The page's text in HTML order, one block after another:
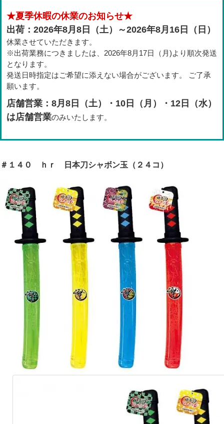
★夏季休暇の休業のお知らせ★
出荷：2026年8月8日（土）～2026年8月16日（日）
休業させていただきます。
※出荷業務につきましたは、2026年8月17日（月)より順次発送
となります。
発送日時指定はご希望に添えない場合がございます。 ご了承
願います。
店舗営業：8月8日（土）・10日（月）・12日（水）
は店舗営業のみいたします。
＃１４０ ｈｒ 日本刀シャボン玉（２４コ）